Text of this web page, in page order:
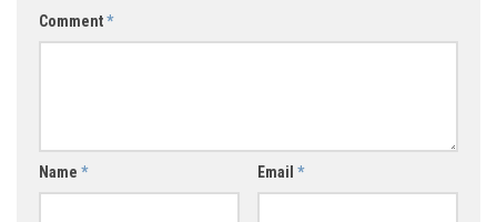
Comment*
Name * Email *